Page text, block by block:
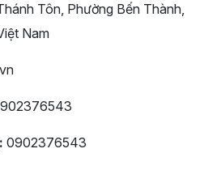
Tôn, Phường Bến Thành,
Nam
0902376543